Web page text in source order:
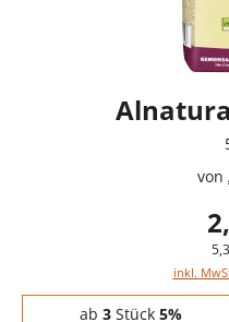
von
inkl.
Staffelpreise - Mengenrabatt
ab 3Stück 5%